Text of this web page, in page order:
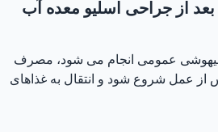
بعد از جراحی اسلیو معده آب
بیهوشی عمومی انجام می شود، مصرف
3-4 ساعت پس از عمل شروع شود و انتقال به غذاهای